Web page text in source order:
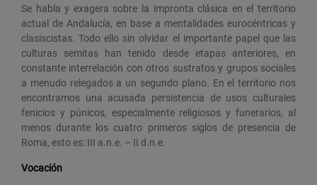
Se habla y exagera sobre la impronta clásica en el territorio
actual de Andalucía, en base a mentalidades eurocéntricas y
clasiscistas. Todo ello sin olvidar el importante papel que las
culturas semitas han tenido desde etapas anteriores, en
constante interrelación con otros sustratos y grupos sociales
a menudo relegados a un segundo plano. En el territorio nos
encontramos una acusada persistencia de usos culturales
fenicios y púnicos, especialmente religiosos y funerarios, al
menos durante los cuatro primeros siglos de presencia de
Roma, esto es: III a.n.e. – II d.n.e.
Vocación